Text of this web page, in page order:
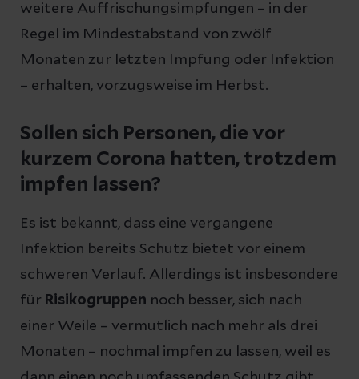
weitere Auffrischungsimpfungen – in der
Regel im Mindestabstand von zwölf
Monaten zur letzten Impfung oder Infektion
– erhalten, vorzugsweise im Herbst.
Sollen sich Personen, die vor
kurzem Corona hatten, trotzdem
impfen lassen?
Es ist bekannt, dass eine vergangene
Infektion bereits Schutz bietet vor einem
schweren Verlauf. Allerdings ist insbesondere
für Risikogruppen noch besser, sich nach
einer Weile – vermutlich nach mehr als drei
Monaten – nochmal impfen zu lassen, weil es